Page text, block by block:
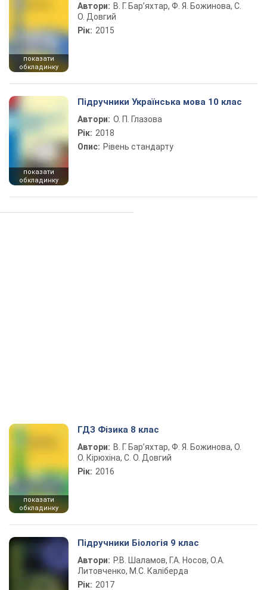
показати
обкладинку
Автори: В. Г. Бар’яхтар, Ф. Я. Божинова, С.
О. Довгий
Рік: 2015
показати
обкладинку
Підручники Українська мова 10 клас
Автори: О. П. Глазова
Рік: 2018
Опис: Рівень стандарту
показати
обкладинку
ГДЗ Фізика 8 клас
Автори: В. Г. Бар’яхтар, Ф. Я. Божинова, О.
О. Кірюхіна, С. О. Довгий
Рік: 2016
Підручники Біологія 9 клас
Автори: Р.В. Шаламов, Г.А. Носов, О.А.
Литовченко, М.С. Каліберда
Рік: 2017